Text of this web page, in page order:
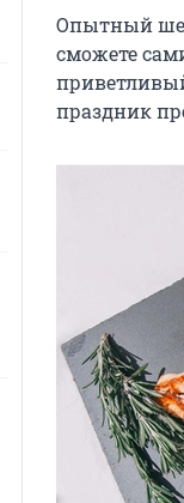
Опытный
сможете
праздник